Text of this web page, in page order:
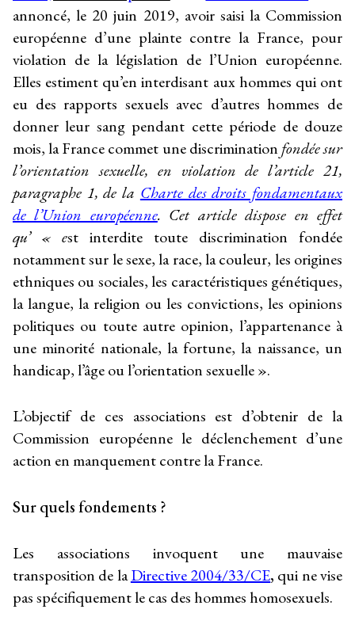
annoncé, le 20 juin 2019, avoir saisi la Commission
européenne d’une plainte contre la France, pour
violation de la législation de l’Union européenne.
Elles estiment qu’en interdisant aux hommes qui ont
eu des rapports sexuels avec d’autres hommes de
donner leur sang pendant cette période de douze
mois, la France commet une discrimination fondée sur
l’orientation sexuelle, en violation de l’article 21,
paragraphe 1, de la Charte des droits fondamentaux
de l’Union européenne. Cet article dispose en effet
qu’ « est interdite toute discrimination fondée
notamment sur le sexe, la race, la couleur, les origines
ethniques ou sociales, les caractéristiques génétiques,
la langue, la religion ou les convictions, les opinions
politiques ou toute autre opinion, l’appartenance à
une minorité nationale, la fortune, la naissance, un
handicap, l’âge ou l’orientation sexuelle ».
L’objectif de ces associations est d’obtenir de la
Commission européenne le déclenchement d’une
action en manquement contre la France.
Sur quels fondements ?
Les associations invoquent une mauvaise
transposition de laDirective 2004/33/CE, qui ne vise
pas spécifiquement le cas des hommes homosexuels.